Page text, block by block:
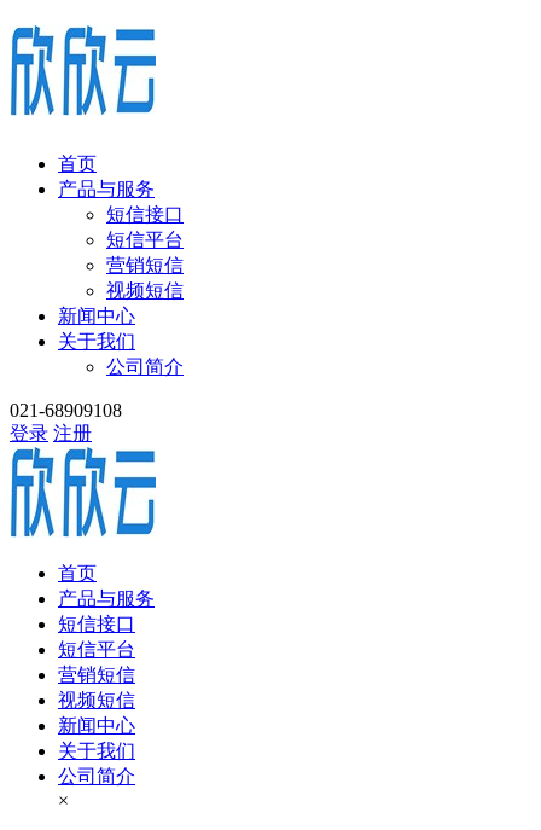
首页
产品与服务
短信接口
短信平台
营销短信
视频短信
新闻中心
关于我们
公司简介
021-68909108
登录 注册
首页
产品与服务
短信接口
短信平台
营销短信
视频短信
新闻中心
关于我们
公司简介
×